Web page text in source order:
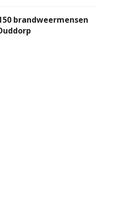
brandweermensen